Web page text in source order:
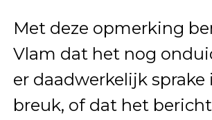
Met deze opmerking
Vlam dat het nog
er daadwerkelijk sprake
breuk, of dat het